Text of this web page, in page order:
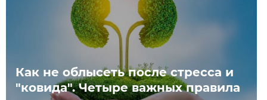
Как не облысеть после стресса и
"ковида". Четыре важных правила